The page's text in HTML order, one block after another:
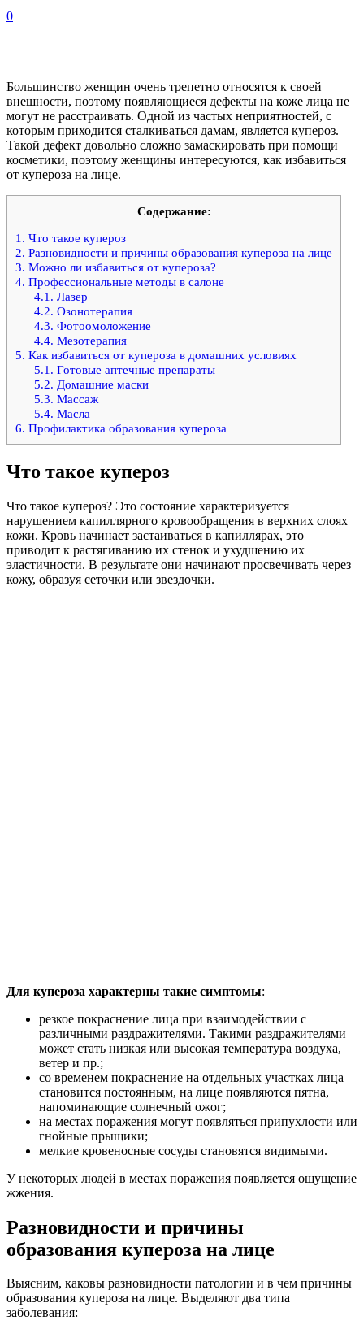
0
Большинство женщин очень трепетно относятся к своей
внешности, поэтому появляющиеся дефекты на коже лица не
могут не расстраивать. Одной из частых неприятностей, с
которым приходится сталкиваться дамам, является купероз.
Такой дефект довольно сложно замаскировать при помощи
косметики, поэтому женщины интересуются, как избавиться
от купероза на лице.
Содержание:
1. Что такое купероз
2. Разновидности и причины образования купероза на лице
3. Можно ли избавиться от купероза?
4. Профессиональные методы в салоне
4.1. Лазер
4.2. Озонотерапия
4.3. Фотоомоложение
4.4. Мезотерапия
5. Как избавиться от купероза в домашних условиях
5.1. Готовые аптечные препараты
5.2. Домашние маски
5.3. Массаж
5.4. Масла
6. Профилактика образования купероза
Что такое купероз
Что такое купероз? Это состояние характеризуется
нарушением капиллярного кровообращения в верхних слоях
кожи. Кровь начинает застаиваться в капиллярах, это
приводит к растягиванию их стенок и ухудшению их
эластичности. В результате они начинают просвечивать через
кожу, образуя сеточки или звездочки.
Для купероза характерны такие симптомы:
резкое покраснение лица при взаимодействии с
различными раздражителями. Такими раздражителями
может стать низкая или высокая температура воздуха,
ветер и пр.;
со временем покраснение на отдельных участках лица
становится постоянным, на лице появляются пятна,
напоминающие солнечный ожог;
на местах поражения могут появляться припухлости или
гнойные прыщики;
мелкие кровеносные сосуды становятся видимыми.
У некоторых людей в местах поражения появляется ощущение
жжения.
Разновидности и причины
образования купероза на лице
Выясним, каковы разновидности патологии и в чем причины
образования купероза на лице. Выделяют два типа
заболевания: